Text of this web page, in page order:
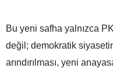
Bu yeni safha yalnızca
değil; demokratik
arındırılması, yeni